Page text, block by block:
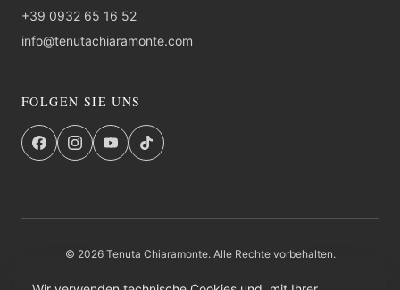
+39 0932 65 16 52
info@tenutachiaramonte.com
FOLGEN SIE UNS
© 2026 Tenuta Chiaramonte. Alle Rechte vorbehalten.